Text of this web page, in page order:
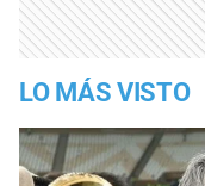
LO MÁS VISTO